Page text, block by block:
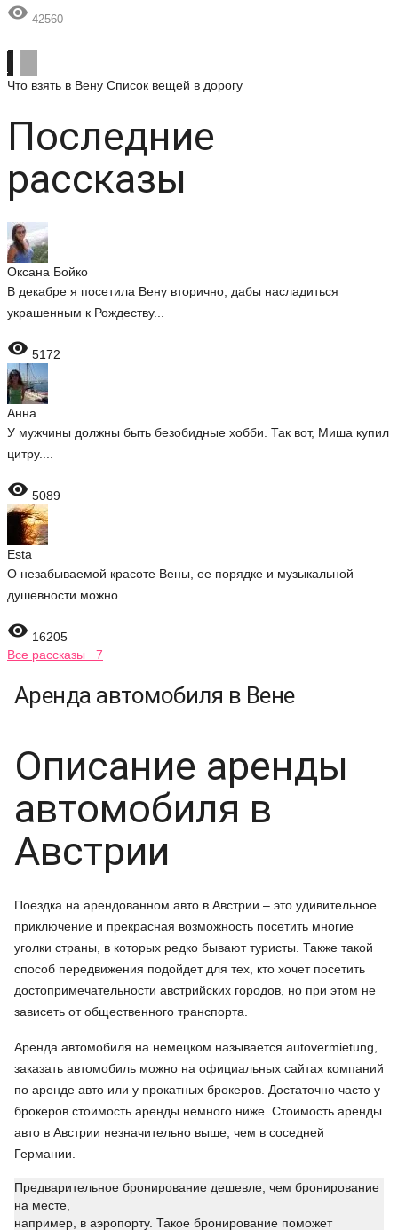
 42560
Что взять в Вену Список вещей в дорогу
Последние
рассказы
Оксана Бойко
В декабре я посетила Вену вторично, дабы насладиться
украшенным к Рождеству...
 5172
Анна
У мужчины должны быть безобидные хобби. Так вот, Миша купил
цитру....
 5089
Esta
О незабываемой красоте Вены, ее порядке и музыкальной
душевности можно...
 16205
Все рассказы 7
Аренда автомобиля в Вене
Описание аренды
автомобиля в
Австрии
Поездка на арендованном авто в Австрии – это удивительное
приключение и прекрасная возможность посетить многие
уголки страны, в которых редко бывают туристы. Также такой
способ передвижения подойдет для тех, кто хочет посетить
достопримечательности австрийских городов, но при этом не
зависеть от общественного транспорта.
Аренда автомобиля на немецком называется autovermietung,
заказать автомобиль можно на официальных сайтах компаний
по аренде авто или у прокатных брокеров. Достаточно часто у
брокеров стоимость аренды немного ниже. Стоимость аренды
авто в Австрии незначительно выше, чем в соседней
Германии.
Предварительное бронирование дешевле, чем бронирование
на месте,
например, в аэропорту. Такое бронирование поможет